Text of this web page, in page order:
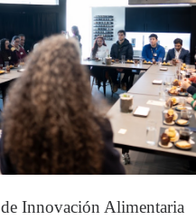
Innovación Alimentaria